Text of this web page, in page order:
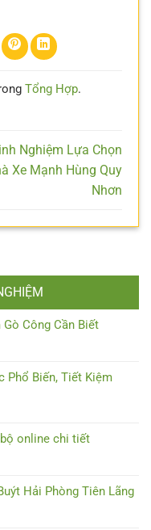
Tổng Hợp.
Nghiệm Lựa Chọn
Xe Mạnh Hùng Quy
Nhơn
Công Cần Biết
Phổ Biến, Tiết Kiệm
online chi tiết
Hải Phòng Tiên Lãng